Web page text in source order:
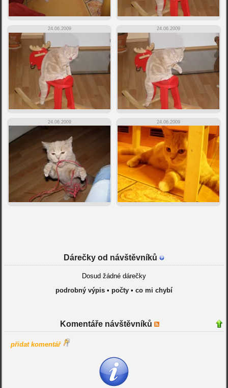
24.06.2009 24.06.2009
24.06.2009 24.06.2009
Dárečky od návštěvníků
Dosud žádné dárečky
podrobný výpis• počty• co mi chybí
Komentáře návštěvníků
přidat komentář